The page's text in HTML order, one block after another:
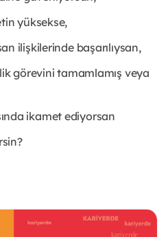
yüksekse,
ilişkilerinde başarılıysan,
görevini tamamlamış veya
ikamet ediyorsan